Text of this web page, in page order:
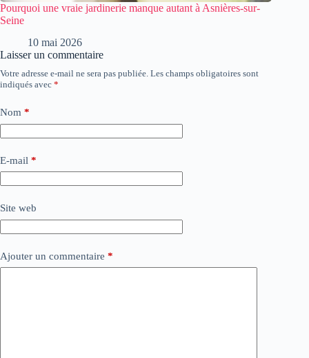
Pourquoi une vraie jardinerie manque autant à Asnières-sur-
Seine
10 mai 2026
Laisser un commentaire
Votre adresse e-mail ne sera pas publiée. Les champs obligatoires sont
indiqués avec *
Nom *
E-mail *
Site web
Ajouter un commentaire *